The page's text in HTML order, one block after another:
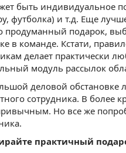
быть индивидуальное
футболка) и т.д. Еще
продуманный подарок,
в команде. Кстати,
делает практически
модуль рассылок
деловой обстановке
сотрудника. В более
Но все же
практичный